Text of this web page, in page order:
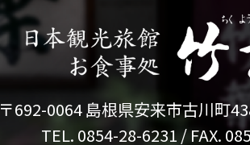
〒692-0064 島根県安来市古川町
TEL. 0854-28-6231 / FAX.